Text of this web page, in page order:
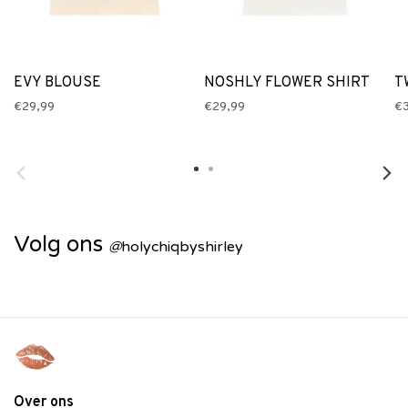
EVY BLOUSE
€29,99
NOSHLY FLOWER SHIRT
€29,99
Volg ons @holychiqbyshirley
Over ons